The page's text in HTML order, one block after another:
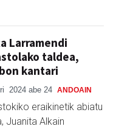
Larramendi
taldea,
kantari
2024 abe 24 ANDOAIN
eraikinetik abiatu
Juanita Alkain